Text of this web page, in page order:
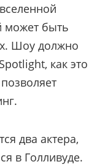
может быть
Шоу должно
как это
два актера,
в Голливуде.